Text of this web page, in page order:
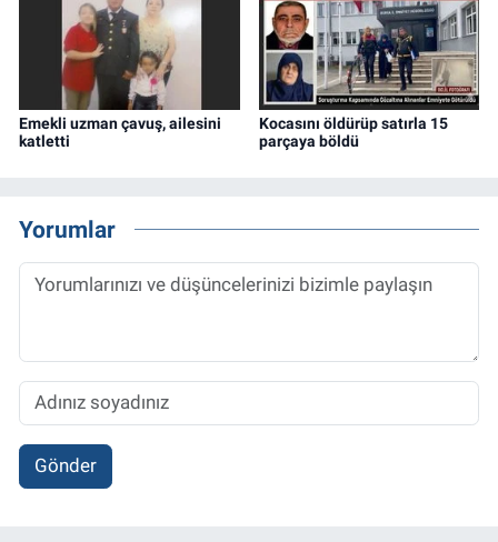
Emekli uzman çavuş, ailesini
katletti
Kocasını öldürüp satırla 15
parçaya böldü
Yorumlar
Gönder